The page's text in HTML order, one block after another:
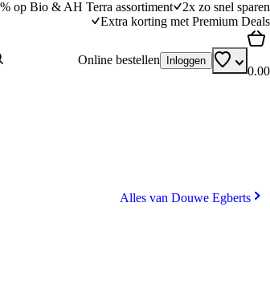
op Bio & AH Terra assortiment
2x zo snel sparen
Extra korting met Premium Deals
Online bestellen Inloggen
0.00
Alles van Douwe Egberts